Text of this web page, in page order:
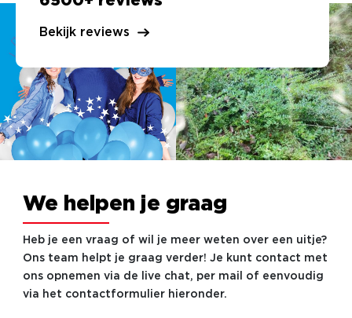
Bekijk reviews
We helpen je graag
Heb je een vraag of wil je meer weten over een uitje?
Ons team helpt je graag verder! Je kunt contact met
ons opnemen via de live chat, per mail of eenvoudig
via het contactformulier hieronder.